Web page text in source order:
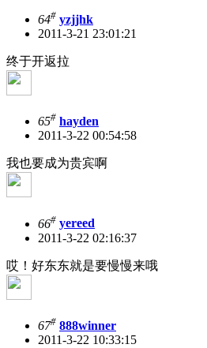
64# yzjjhk
2011-3-21 23:01:21
终于开返拉
65# hayden
2011-3-22 00:54:58
我也要成为贵宾啊
66# yereed
2011-3-22 02:16:37
哎！好东东就是要慢慢来哦
67# 888winner
2011-3-22 10:33:15